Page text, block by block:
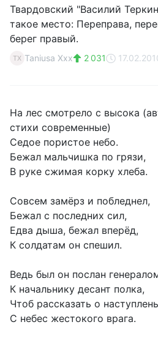
Твардовский "Василий
такое место: Переправа,
берег правый.
TX Taniusa Xxx 2 031
На лес смотрело с высока
стихи современные)
Седое пористое небо.
Бежал мальчишка по грязи,
В руке сжимая корку хлеба.
Совсем замёрз и побледнел,
Бежал с последних сил,
Едва дыша, бежал вперёд,
К солдатам он спешил.
Ведь был он послан
К начальнику десант полка,
Чтоб рассказать о
С небес жестокого врага.